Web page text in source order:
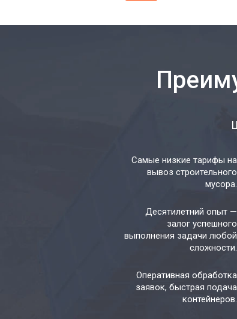
Самые низкие тарифы на
вывоз строительного
мусора.
Десятилетний опыт —
залог успешного
выполнения задачи любой
сложности.
Оперативная обработка
заявок, быстрая подача
контейнеров.